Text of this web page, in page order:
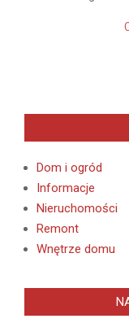
Dom i ogród
Informacje
Nieruchomości
Remont
Wnętrze domu